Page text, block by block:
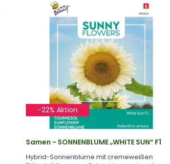
-22% Aktion
Samen - SONNENBLUME „WHITE SUN“ F1
Hybrid-Sonnenblume mit cremeweißen